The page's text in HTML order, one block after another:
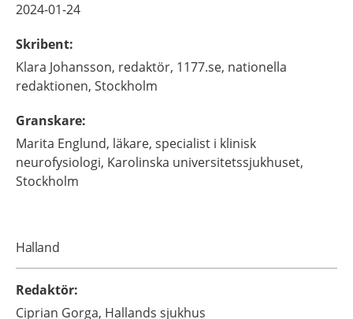
2024-01-24
Skribent:
Klara Johansson, redaktör, 1177.se, nationella
redaktionen, Stockholm
Granskare:
Marita Englund, läkare, specialist i klinisk
neurofysiologi, Karolinska universitetssjukhuset,
Stockholm
Halland
Redaktör:
Ciprian Gorga, Hallands sjukhus